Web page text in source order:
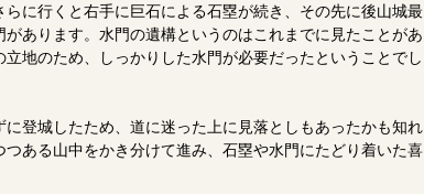
に行くと右手に巨石による石塁が続き、その先に後山城最
あります。水門の遺構というのはこれまでに見たことがあ
立地のため、しっかりした水門が必要だったということでし
登城したため、道に迷った上に見落としもあったかも知れ
つある山中をかき分けて進み、石塁や水門にたどり着いた喜